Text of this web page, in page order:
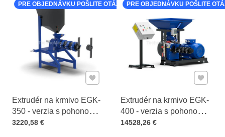
Extrudér na krmivo EGK-
350 - verzia s pohonom
od vývodového hriadeľa
Cena s DPH
3220,58 €
PRE OBJEDNÁVKU POŠLITE OTÁZKU K PRODUKTU
Pridať k Obľúbeným
Extrudér na krmivo EGK-
400 - verzia s pohonom
od vývodového hriadeľa
Cena s DPH
14528,26 €
PRE OBJEDNÁVKU POŠLITE
Pridať